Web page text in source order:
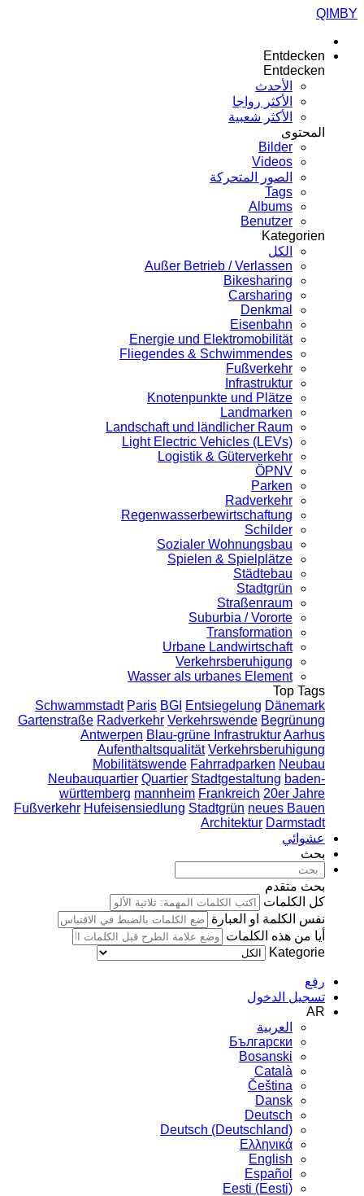
QIMBY
Entdecken
Entdecken
الأحدث
الأكثر رواجا
الأكثر شعبية
المحتوى
Bilder
Videos
الصور المتحركة
Tags
Albums
Benutzer
Kategorien
الكل
Außer Betrieb / Verlassen
Bikesharing
Carsharing
Denkmal
Eisenbahn
Energie und Elektromobilität
Fliegendes & Schwimmendes
Fußverkehr
Infrastruktur
Knotenpunkte und Plätze
Landmarken
Landschaft und ländlicher Raum
Light Electric Vehicles (LEVs)
Logistik & Güterverkehr
ÖPNV
Parken
Radverkehr
Regenwasserbewirtschaftung
Schilder
Sozialer Wohnungsbau
Spielen & Spielplätze
Städtebau
Stadtgrün
Straßenraum
Suburbia / Vororte
Transformation
Urbane Landwirtschaft
Verkehrsberuhigung
Wasser als urbanes Element
Top Tags
Schwammstadt Paris BGI Entsiegelung Dänemark
Gartenstraße Radverkehr Verkehrswende Begrünung
Antwerpen Blau-grüne InfrastrukturAarhus
Aufenthaltsqualität Verkehrsberuhigung
Mobilitätswende Fahrradparken Neubau
Neubauquartier Quartier Stadtgestaltung baden-
württemberg mannheim Frankreich 20er Jahre
Fußverkehr Hufeisensiedlung Stadtgrün neues Bauen
Architektur Darmstadt
عشوائي
بحث
بحث متقدم
كل الكلمات
نفس الكلمة او العبارة
أيا من هذه الكلمات
Kategorie
رفع
تسجيل الدخول
AR
العربية
Български
Bosanski
Сatalà
Čeština
Dansk
Deutsch
Deutsch (Deutschland)
Ελληνικά
English
Español
Eesti (Eesti)